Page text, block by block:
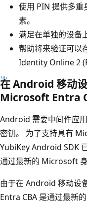
使用 PIN 提供多重
素。
满足在单独的设备
帮助将来验证可以
Identity Online 2
在 Android 移动
Microsoft Entra
Android 需要中间件应
密钥。 为了支持具有
YubiKey Android SDK
通过最新的 Microsoft 身
由于在 Android 移动设
Entra CBA 是通过最新